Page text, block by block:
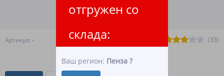
отгружен со
склада:
Ваш регион: Пенза ?
Артикул: - (33)
ПОДРОБНЕЕ О ДОСТАВКЕ